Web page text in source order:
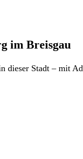
im Breisgau
dieser Stadt – mit